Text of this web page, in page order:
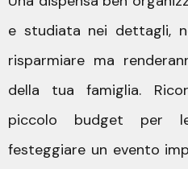
e studiata nei dettagli,
risparmiare ma
della tua famiglia.
piccolo budget per
festeggiare un evento